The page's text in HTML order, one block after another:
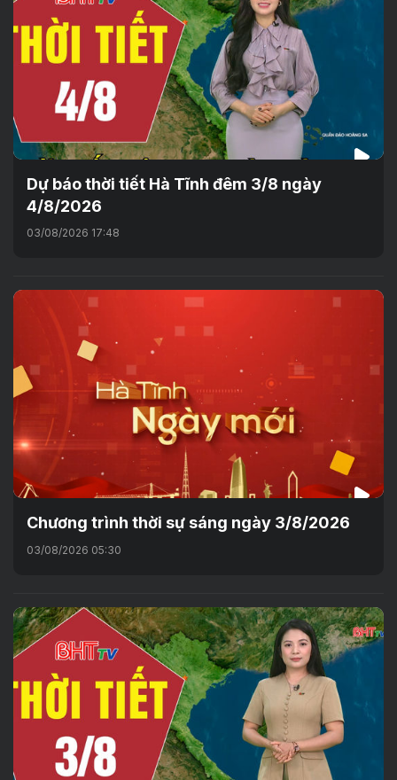
Dự báo thời tiết Hà Tĩnh đêm 3/8 ngày
4/8/2026
03/08/2026 17:48
Chương trình thời sự sáng ngày 3/8/2026
03/08/2026 05:30